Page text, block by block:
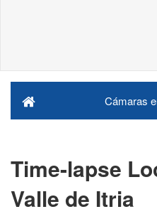
Cámaras
Time-lapse
Valle de Itria